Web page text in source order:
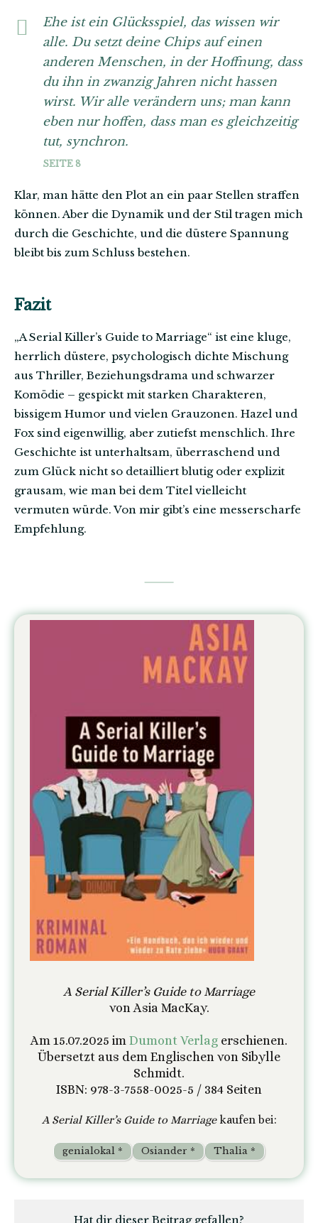
Ehe ist ein Glücksspiel, das wissen wir
alle. Du setzt deine Chips auf einen
anderen Menschen, in der Hoffnung, dass
du ihn in zwanzig Jahren nicht hassen
wirst. Wir alle verändern uns; man kann
eben nur hoffen, dass man es gleichzeitig
tut, synchron.
SEITE 8
Klar, man hätte den Plot an ein paar Stellen straffen
können. Aber die Dynamik und der Stil tragen mich
durch die Geschichte, und die düstere Spannung
bleibt bis zum Schluss bestehen.
Fazit
„A Serial Killer’s Guide to Marriage“ ist eine kluge,
herrlich düstere, psychologisch dichte Mischung
aus Thriller, Beziehungsdrama und schwarzer
Komödie – gespickt mit starken Charakteren,
bissigem Humor und vielen Grauzonen. Hazel und
Fox sind eigenwillig, aber zutiefst menschlich. Ihre
Geschichte ist unterhaltsam, überraschend und
zum Glück nicht so detailliert blutig oder explizit
grausam, wie man bei dem Titel vielleicht
vermuten würde. Von mir gibt’s eine messerscharfe
Empfehlung.
A Serial Killer’s Guide to Marriage
von Asia MacKay.
Am 15.07.2025 im Dumont Verlag erschienen.
Übersetzt aus dem Englischen von Sibylle
Schmidt.
ISBN: 978-3-7558-0025-5 / 384 Seiten
A Serial Killer’s Guide to Marriagekaufen bei:
Thalia *
Osiander *
genialokal *
Hat dir dieser Beitrag gefallen?